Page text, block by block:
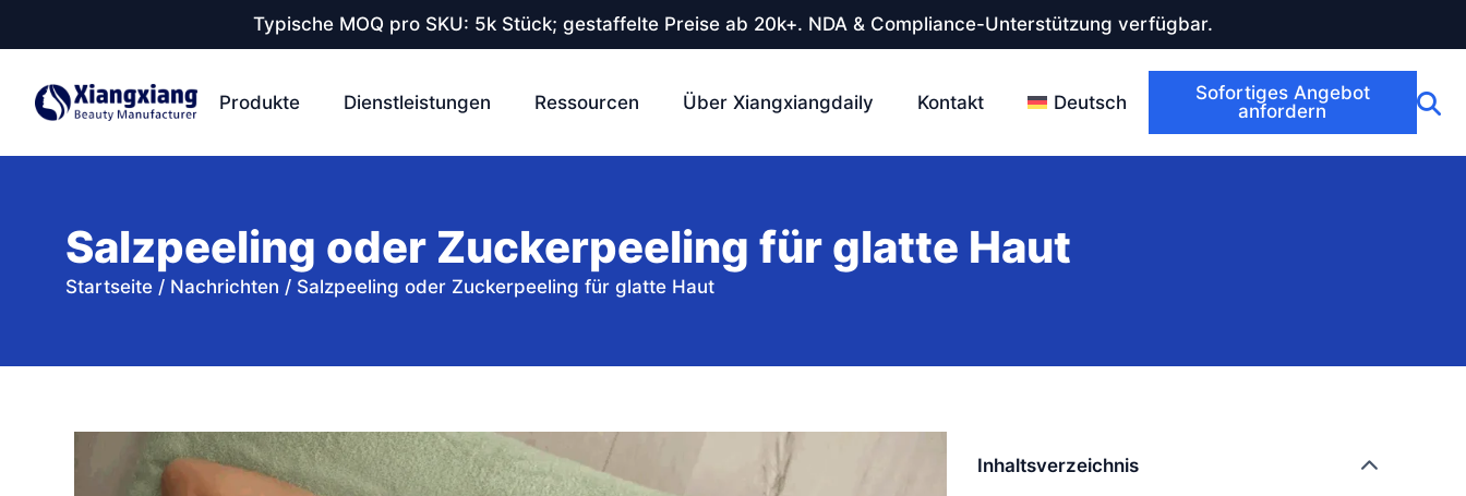
Typische MOQ pro SKU: 5k Stück; gestaffelte Preise ab 20k+. NDA & Compliance-Unterstützung verfügbar.
Produkte Dienstleistungen Ressourcen Über Xiangxiangdaily Kontakt Deutsch
Sofortiges Angebot
anfordern
Salzpeeling oder Zuckerpeeling für glatte Haut
Startseite / Nachrichten / Salzpeeling oder Zuckerpeeling für glatte Haut
Inhaltsverzeichnis